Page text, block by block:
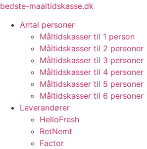
Videre
indhold
bedste-maaltidskasse.dk
Antal personer
Måltidskasser til 1 person
Måltidskasser til 2 personer
Måltidskasser til 3 personer
Måltidskasser til 4 personer
Måltidskasser til 5 personer
Måltidskasser til 6 personer
Leverandører
HelloFresh
RetNemt
Factor